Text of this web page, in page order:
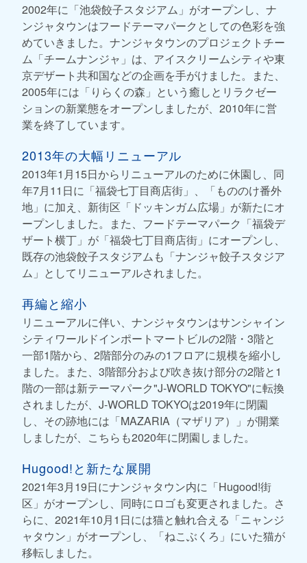
2002年に「池袋餃子スタジアム」がオープンし、ナ
ンジャタウンはフードテーマパークとしての色彩を強
めていきました。ナンジャタウンのプロジェクトチー
ム「チームナンジャ」は、アイスクリームシティや東
京デザート共和国などの企画を手がけました。また、
2005年には「りらくの森」という癒しとリラクゼー
ションの新業態をオープンしましたが、2010年に営
業を終了しています。
2013年の大幅リニューアル
2013年1月15日からリニューアルのために休園し、同
年7月11日に「福袋七丁目商店街」、「もののけ番外
地」に加え、新街区「ドッキンガム広場」が新たにオ
ープンしました。また、フードテーマパーク「福袋デ
ザート横丁」が「福袋七丁目商店街」にオープンし、
既存の池袋餃子スタジアムも「ナンジャ餃子スタジア
ム」としてリニューアルされました。
再編と縮小
リニューアルに伴い、ナンジャタウンはサンシャイン
シティワールドインポートマートビルの2階・3階と
一部1階から、2階部分のみの1フロアに規模を縮小し
ました。また、3階部分および吹き抜け部分の2階と1
階の一部は新テーマパーク"J-WORLD TOKYO"に転換
されましたが、J-WORLD TOKYOは2019年に閉園
し、その跡地には「MAZARIA（マザリア）」が開業
しましたが、こちらも2020年に閉園しました。
Hugood!と新たな展開
2021年3月19日にナンジャタウン内に「Hugood!街
区」がオープンし、同時にロゴも変更されました。さ
らに、2021年10月1日には猫と触れ合える「ニャンジ
ャタウン」がオープンし、「ねこぶくろ」にいた猫が
移転しました。